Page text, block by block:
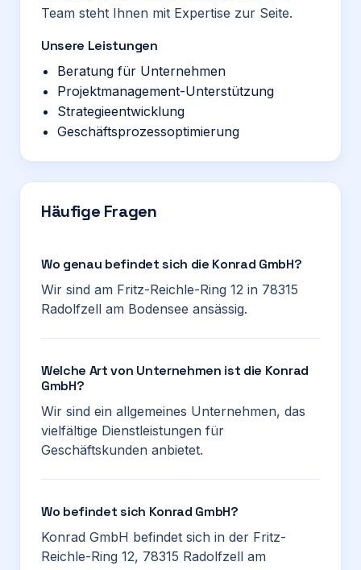
Team steht Ihnen mit Expertise zur Seite.
Unsere Leistungen
Beratung für Unternehmen
Projektmanagement-Unterstützung
Strategieentwicklung
Geschäftsprozessoptimierung
Häufige Fragen
Wo genau befindet sich die Konrad GmbH?
Wir sind am Fritz-Reichle-Ring 12 in 78315
Radolfzell am Bodensee ansässig.
Welche Art von Unternehmen ist die Konrad
GmbH?
Wir sind ein allgemeines Unternehmen, das
vielfältige Dienstleistungen für
Geschäftskunden anbietet.
Wo befindet sich Konrad GmbH?
Konrad GmbH befindet sich in der Fritz-
Reichle-Ring 12, 78315 Radolfzell am